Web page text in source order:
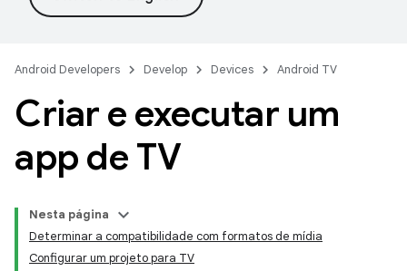
Android Developers Develop Devices Android TV
Criar e executar um
app de TV
Nesta página
Determinar a compatibilidade com formatos de mídia
Configurar um projeto para TV